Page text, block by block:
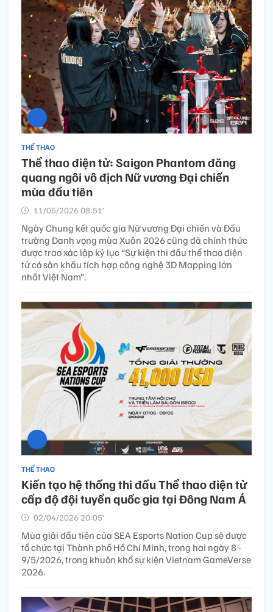
THỂ THAO
Thể thao điện tử: Saigon Phantom đăng
quang ngôi vô địch Nữ vương Đại chiến
mùa đầu tiên
11/05/2026 08:51’
Ngày Chung kết quốc gia Nữ vương Đại chiến và Đấu
trường Danh vọng mùa Xuân 2026 cũng đã chính thức
được trao xác lập kỷ lục “Sự kiện thi đấu thể thao điện
tử có sân khấu tích hợp công nghệ 3D Mapping lớn
nhất Việt Nam”.
THỂ THAO
Kiến tạo hệ thống thi đấu Thể thao điện tử
cấp độ đội tuyển quốc gia tại Đông Nam Á
02/04/2026 20:05’
Mùa giải đầu tiên của SEA Esports Nation Cup sẽ được
tổ chức tại Thành phố Hồ Chí Minh, trong hai ngày 8 -
9/5/2026, trong khuôn khổ sự kiện Vietnam GameVerse
2026.